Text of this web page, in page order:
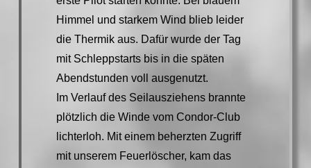
Himmel und starkem Wind blieb leider
die Thermik aus. Dafür wurde der Tag
mit Schleppstarts bis in die späten
Abendstunden voll ausgenutzt.
Im Verlauf des Seilausziehens brannte
plötzlich die Winde vom Condor-Club
lichterloh. Mit einem beherzten Zugriff
mit unserem Feuerlöscher, kam das